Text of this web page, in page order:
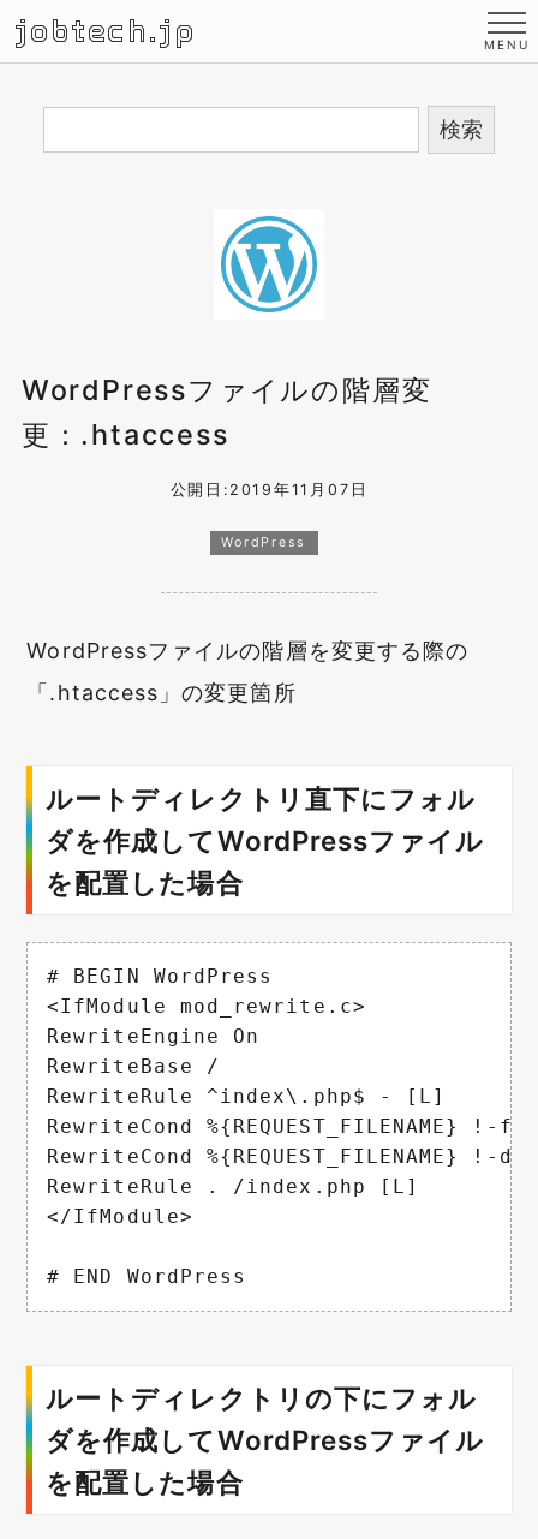
jobtech.jp
WordPressファイルの階層変
更：.htaccess
公開日:2019年11月07日
WordPress
WordPressファイルの階層を変更する際の
「.htaccess」の変更箇所
ルートディレクトリ直下にフォル
ダを作成してWordPressファイル
を配置した場合
# BEGIN WordPress
<IfModule mod_rewrite.c>
RewriteEngine On
RewriteBase /
RewriteRule ^index\.php$ - [L]
RewriteCond %{REQUEST_FILENAME} !-f
RewriteCond %{REQUEST_FILENAME} !-d
RewriteRule . /index.php [L]
</IfModule>
# END WordPress
ルートディレクトリの下にフォル
ダを作成してWordPressファイル
を配置した場合